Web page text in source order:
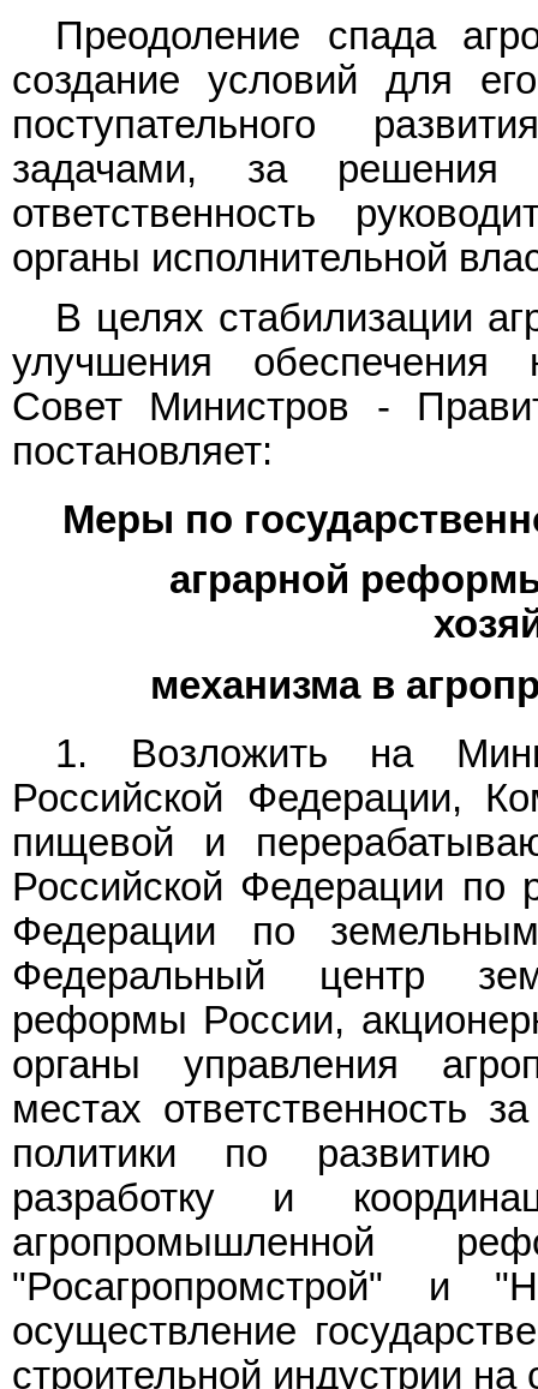
Преодоление спада
создание условий для
поступательного
задачами, за решения
ответственность
органы исполнительной
В целях стабилизации
улучшения обеспечения
Совет Министров -
постановляет:
Меры по
аграрной
механизма в
1. Возложить на
Российской Федерации,
пищевой и
Российской Федерации по
Федерации по
Федеральный центр
реформы России,
органы управления
местах ответственность
политики по развитию
разработку и
агропромышленной
"Росагропромстрой" и
осуществление
строительной индустрии на